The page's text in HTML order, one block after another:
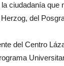
ciudadanía
del
del Centro